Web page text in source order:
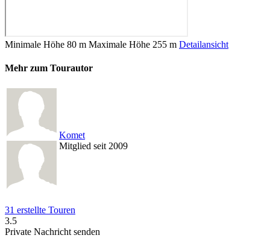
Minimale Höhe 80 m Maximale Höhe 255 m Detailansicht
Mehr zum Tourautor
Komet
Mitglied seit 2009
31 erstellte Touren
3.5
Private Nachricht senden